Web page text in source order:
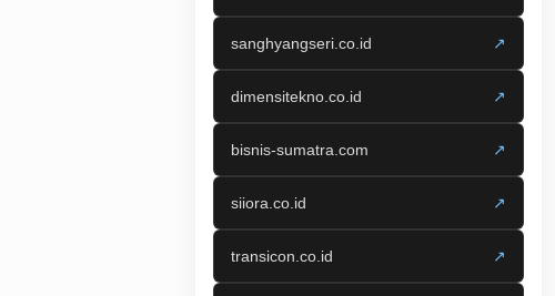
sanghyangseri.co.id ↗
dimensitekno.co.id ↗
bisnis-sumatra.com ↗
siiora.co.id ↗
transicon.co.id ↗